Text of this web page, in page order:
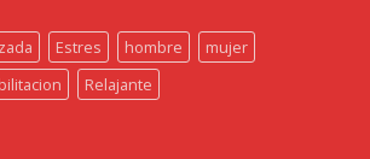
Estres hombre
mujer
Relajante